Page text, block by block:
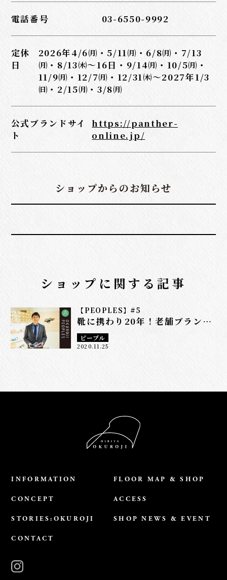
電話番号 03-6550-9992
定休
日
2026年4/6㈪・5/11㈪・6/8㈪・7/13
㈪・8/13㈭～16日・9/14㈪・10/5㈪・
11/9㈪・12/7㈪・12/31㈭～2027年1/3
㈰・2/15㈪・3/8㈪
公式ブランドサイ
ト
https://panther-
online.jp/
ショップからのお知らせ
ショップに関する記事
ピープル
2020.11.25
【PEOPLES】#5
靴に携わり20年！老舗ブランド
の初店舗を支える元営業マン
INFORMATION FLOOR MAP & SHOP
CONCEPT ACCESS
STORIES:OKUROJI SHOP NEWS & EVENT
CONTACT